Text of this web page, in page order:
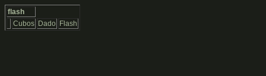
flash
Cubos Dado Flash